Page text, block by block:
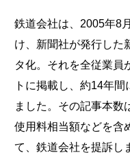
鉄道会社は、2005年8
け、新聞社が発行した
タ化。それを全従業員
トに掲載し、約14年
ました。その記事本数
使用料相当額などを含
て、鉄道会社を提訴し